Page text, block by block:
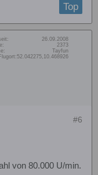
Top
26.09.2008
2373
Tayfun
52.042275,10.468926
#6
von 80.000 U/min.